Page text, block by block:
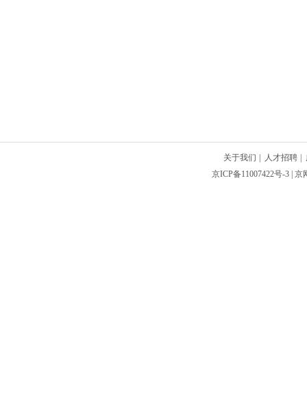
关于我们 人才招聘
京ICP备11007422号-3 |